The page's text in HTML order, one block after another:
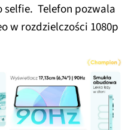
Telefon pozwala
w rozdzielczości 1080p